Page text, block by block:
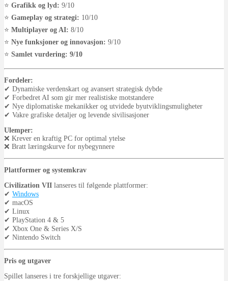
⭐ Grafikk og lyd: 9/10
⭐ Gameplay og strategi: 10/10
⭐ Multiplayer og AI: 8/10
⭐ Nye funksjoner og innovasjon: 9/10
⭐ Samlet vurdering: 9/10
Fordeler:
✔ Dynamiske verdenskart og avansert strategisk dybde
✔ Forbedret AI som gir mer realistiske motstandere
✔ Nye diplomatiske mekanikker og utvidede byutviklingsmuligheter
✔ Vakre grafiske detaljer og levende sivilisasjoner
Ulemper:
❌ Krever en kraftig PC for optimal ytelse
❌ Bratt læringskurve for nybegynnere
Plattformer og systemkrav
Civilization VII lanseres til følgende plattformer:
✔ Windows
✔ macOS
✔ Linux
✔ PlayStation 4 & 5
✔ Xbox One & Series X/S
✔ Nintendo Switch
Pris og utgaver
Spillet lanseres i tre forskjellige utgaver: